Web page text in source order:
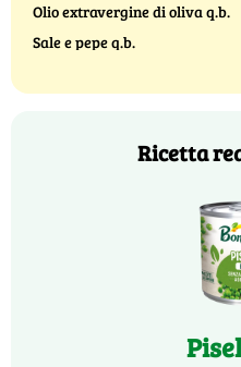
Olio extravergine di oliva q.b.
Sale e pepe q.b.
Ricetta